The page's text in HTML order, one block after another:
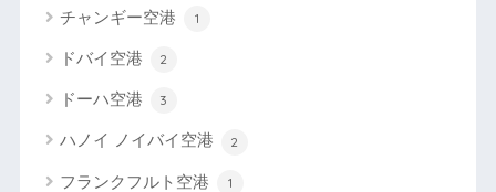
チャンギー空港 1
ドバイ空港 2
ドーハ空港 3
ハノイ ノイバイ空港 2
フランクフルト空港 1